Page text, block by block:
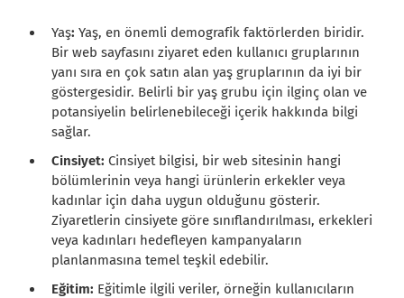
Yaş: Yaş, en önemli demografik faktörlerden biridir.
Bir web sayfasını ziyaret eden kullanıcı gruplarının
yanı sıra en çok satın alan yaş gruplarının da iyi bir
göstergesidir. Belirli bir yaş grubu için ilginç olan ve
potansiyelin belirlenebileceği içerik hakkında bilgi
sağlar.
Cinsiyet: Cinsiyet bilgisi, bir web sitesinin hangi
bölümlerinin veya hangi ürünlerin erkekler veya
kadınlar için daha uygun olduğunu gösterir.
Ziyaretlerin cinsiyete göre sınıflandırılması, erkekleri
veya kadınları hedefleyen kampanyaların
planlanmasına temel teşkil edebilir.
Eğitim: Eğitimle ilgili veriler, örneğin kullanıcıların